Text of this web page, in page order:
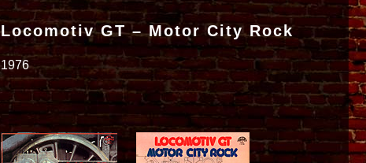
Locomotiv GT – Motor City Rock
1976